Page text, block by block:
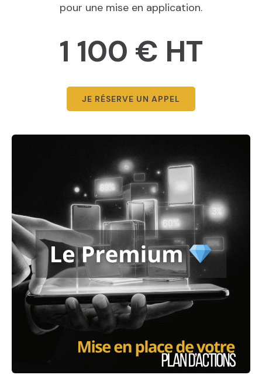
pour une mise en application.
1 100 € HT
JE RÉSERVE UN APPEL